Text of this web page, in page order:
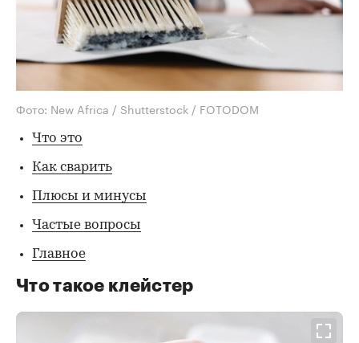
Фото: New Africa / Shutterstock / FOTODOM
Что это
Как сварить
Плюсы и минусы
Частые вопросы
Главное
Что такое клейстер